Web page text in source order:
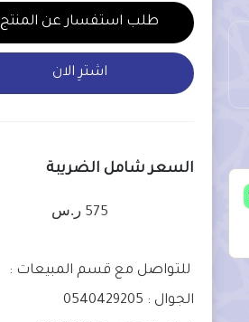
طلب استفسار عن المنتج
اشترِ الان
السعر شامل الضريبة
575 ر.س
للتواصل مع قسم المبيعات :
الجوال : 0540429205